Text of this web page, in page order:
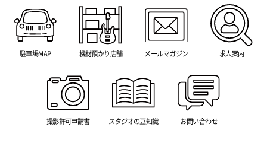
駐車場MAP 機材預かり店舗 メールマガジン 求人案内
撮影許可申請書 スタジオの豆知識 お問い合わせ